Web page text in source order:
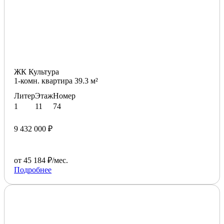
ЖК Культура
1-комн. квартира 39.3 м²
Литер
1
Этаж
11
Номер
74
9 432 000 ₽
от 45 184 ₽/мес.
Подробнее